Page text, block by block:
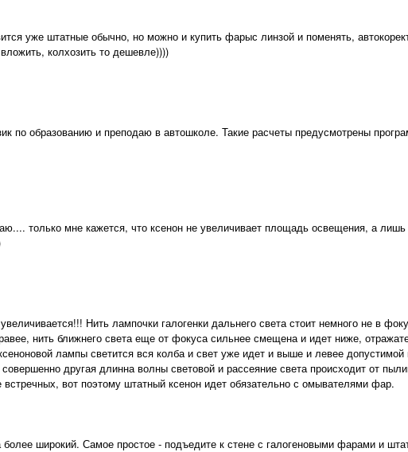
уже штатные обычно, но можно и купить фарыс линзой и поменять,
колхозить то дешевле))))
по образованию и преподаю в автошколе. Такие расчеты предусмотрены
только мне кажется, что ксенон не увеличивает площадь освещения, а
Нить лампочки галогенки дальнего света стоит немного не в
нить ближнего света еще от фокуса сильнее смещена и идет ниже,
лампы светится вся колба и свет уже идет и выше и левее допустимой
совершенно другая длинна волны световой и рассеяние света происходит от
встречных, вот поэтому штатный ксенон идет обязательно с омывателями фар.
более широкий. Самое простое - подъедите к стене с галогеновыми фарами и